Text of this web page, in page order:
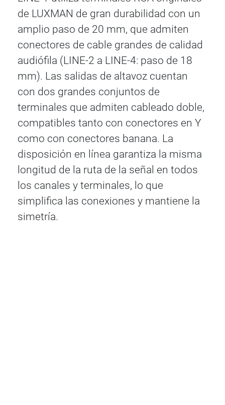
de LUXMAN de gran durabilidad con un
amplio paso de 20 mm, que admiten
conectores de cable grandes de calidad
audiófila (LINE-2 a LINE-4: paso de 18
mm). Las salidas de altavoz cuentan
con dos grandes conjuntos de
terminales que admiten cableado doble,
compatibles tanto con conectores en Y
como con conectores banana. La
disposición en línea garantiza la misma
longitud de la ruta de la señal en todos
los canales y terminales, lo que
simplifica las conexiones y mantiene la
simetría.